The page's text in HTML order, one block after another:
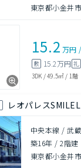
東京都小金井
15.2 万円
敷 15.2万円 礼
3DK /49.5㎡ / 1階
レオパレス
中央本線 / 武
築16年 /2階建
東京都小金井